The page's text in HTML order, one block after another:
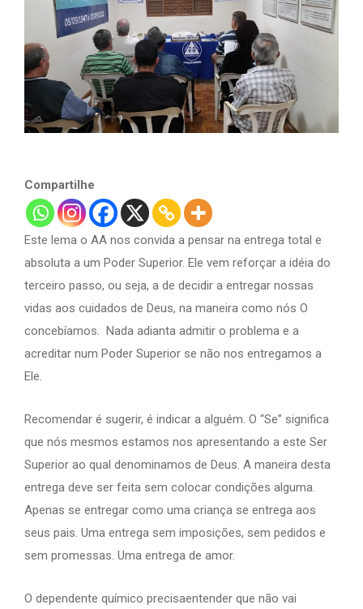
Compartilhe
Este lema o AA nos convida a pensar na entrega total e
absoluta a um Poder Superior. Ele vem reforçar a idéia do
terceiro passo, ou seja, a de decidir a entregar nossas
vidas aos cuidados de Deus, na maneira como nós O
concebíamos. Nada adianta admitir o problema e a
acreditar num Poder Superior se não nos entregamos a
Ele.
Recomendar é sugerir, é indicar a alguém. O “Se” significa
que nós mesmos estamos nos apresentando a este Ser
Superior ao qual denominamos de Deus. A maneira desta
entrega deve ser feita sem colocar condições alguma.
Apenas se entregar como uma criança se entrega aos
seus pais. Uma entrega sem imposições, sem pedidos e
sem promessas. Uma entrega de amor.
O dependente químico precisaentender que não vai